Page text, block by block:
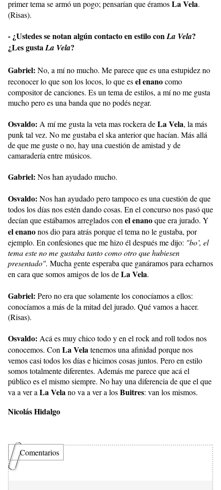
primer tema se armó un pogo; pensarían que éramosLa Vela.
(Risas).
- ¿Ustedes se notan algún contacto en estilo conLa Vela?
¿Les gustaLa Vela?
Gabriel: No, a mí no mucho. Me parece que es una estupidez no
reconocer lo que son los locos, lo que esel enanocomo
compositor de canciones. Es un tema de estilos, a mí no me gusta
mucho pero es una banda que no podés negar.
Osvaldo: A mí me gusta la veta mas rockera deLa Vela, la más
punk tal vez. No me gustaba el ska anterior que hacían. Más allá
de que me guste o no, hay una cuestión de amistad y de
camaradería entre músicos.
Gabriel: Nos han ayudado mucho.
Osvaldo: Nos han ayudado pero tampoco es una cuestión de que
todos los días nos estén dando cosas. En el concurso nos pasó que
decían que estábamos arreglados conel enanoque era jurado. Y
el enanonos dio para atrás porque el tema no le gustaba, por
ejemplo. En confesiones que me hizo él después me dijo: "bo’, el
tema este no me gustaba tanto como otro que hubiesen
presentado". Mucha gente esperaba que ganáramos para echarnos
en cara que somos amigos de los deLa Vela.
Gabriel: Pero no era que solamente los conocíamos a ellos:
conocíamos a más de la mitad del jurado. Qué vamos a hacer.
(Risas).
Osvaldo: Acá es muy chico todo y en el rock and roll todos nos
conocemos. ConLaVelatenemos una afinidad porque nos
vemos casi todos los días e hicimos cosas juntos. Pero en estilo
somos totalmente diferentes. Además me parece que acá el
público es el mismo siempre. No hay una diferencia de que el que
va a ver aLa Velano va a ver a losBuitres: van los mismos.
Nicolás Hidalgo
Comentarios